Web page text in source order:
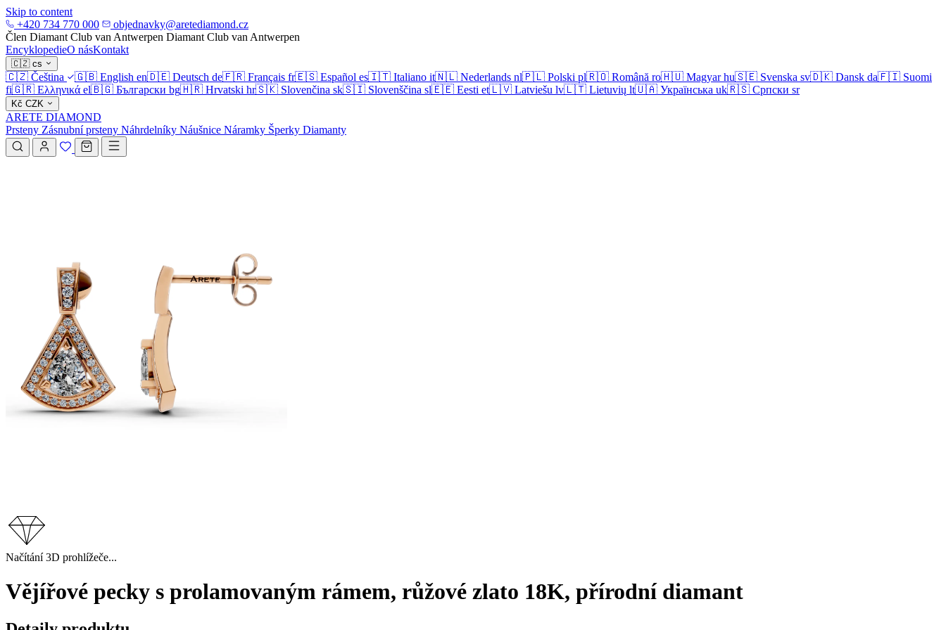
Skip to content
+420 734 770 000
objednavky@aretediamond.cz
Člen Diamant Club van Antwerpen Diamant Club van Antwerpen
EncyklopedieO násKontakt
🇨🇿 cs
🇨🇿 Čeština 🇬🇧 English en🇩🇪 Deutsch de🇫🇷 Français fr🇪🇸 Español es🇮🇹 Italiano it🇳🇱 Nederlands nl🇵🇱 Polski pl🇷🇴 Română ro🇭🇺 Magyar hu🇸🇪 Svenska sv🇩🇰 Dansk da🇫🇮 Suomi
fi🇬🇷 Ελληνικά el🇧🇬 Български bg🇭🇷 Hrvatski hr🇸🇰 Slovenčina sk🇸🇮 Slovenščina sl🇪🇪 Eesti et🇱🇻 Latviešu lv🇱🇹 Lietuvių lt🇺🇦 Українська uk🇷🇸 Српски sr
Kč CZK
ARETE DIAMOND
Prsteny Zásnubní prsteny Náhrdelníky Náušnice Náramky Šperky Diamanty
Načítání 3D prohlížeče...
Vějířové pecky s prolamovaným rámem, růžové zlato 18K, přírodní diamant